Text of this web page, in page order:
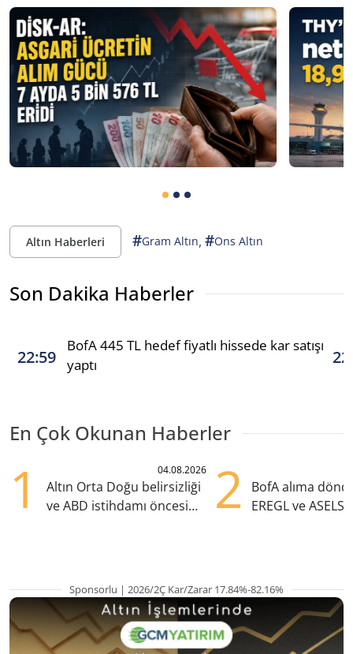
Altın Haberleri #Gram Altın, #Ons Altın
Son Dakika Haberler
22:59
BofA 445 TL hedef fiyatlı hissede kar satışı
yaptı
En Çok Okunan Haberler
1 04.08.2026
Altın Orta Doğu belirsizliği
ve ABD istihdamı öncesi
2
BofA alıma
EREGL ve ASELS
Sponsorlu | 2026/2Ç Kar/Zarar 17.84%-82.16%